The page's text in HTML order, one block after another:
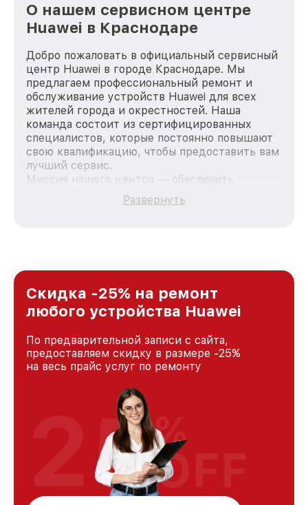
О нашем сервисном центре
Huawei в Краснодаре
Добро пожаловать в официальный сервисный
центр Huawei в городе Краснодаре. Мы
предлагаем профессиональный ремонт и
обслуживание устройств Huawei для всех
жителей города и окрестностей. Наша
команда состоит из сертифицированных
специалистов, которые постоянно повышают
свою квалификацию, чтобы предоставить вам
лучший сервис.
Миссия нашего центра — обеспечить
качественный и доступный ремонт для
каждого пользователя продукции Huawei, вне
Краснодаре, постоянно повышая уровень
доверия и лояльности наших клиентов.
Развернуть
Скидка -25% на ремонт
любого устройства Huawei
По предварительной записи с сайта,
предоставляем скидку в размере -25%
на весь прайс услуг по ремонту
25%
OFF